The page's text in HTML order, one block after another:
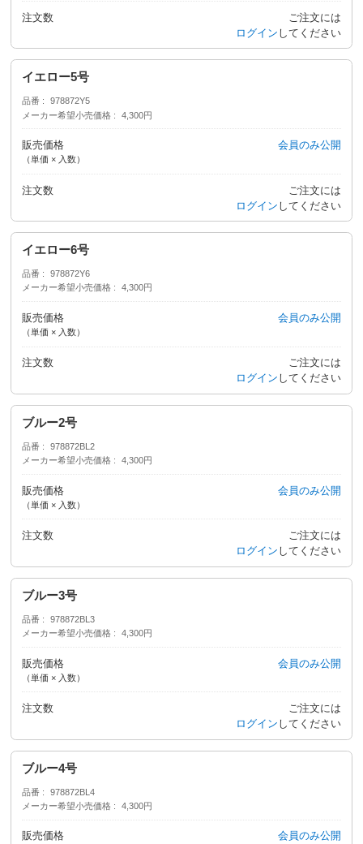
注文数
ご注文には
ログイン してください
イエロー5号
品番
978872Y5
メーカー希望小売価格
4,300円
販売価格
（単価 × 入数）
会員のみ公開
注文数
ご注文には
ログイン してください
イエロー6号
品番
978872Y6
メーカー希望小売価格
4,300円
販売価格
（単価 × 入数）
会員のみ公開
注文数
ご注文には
ログイン してください
ブルー2号
品番
978872BL2
メーカー希望小売価格
4,300円
販売価格
（単価 × 入数）
会員のみ公開
注文数
ご注文には
ログイン してください
ブルー3号
品番
978872BL3
メーカー希望小売価格
4,300円
販売価格
（単価 × 入数）
会員のみ公開
注文数
ご注文には
ログイン してください
ブルー4号
品番
978872BL4
メーカー希望小売価格
4,300円
販売価格 会員のみ公開